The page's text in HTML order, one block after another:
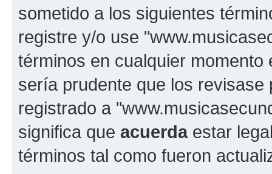
sometido a los siguientes
registre y/o use
términos en cualquier
sería prudente que los
registrado a
significa que acuerdaestar
términos tal como fueron